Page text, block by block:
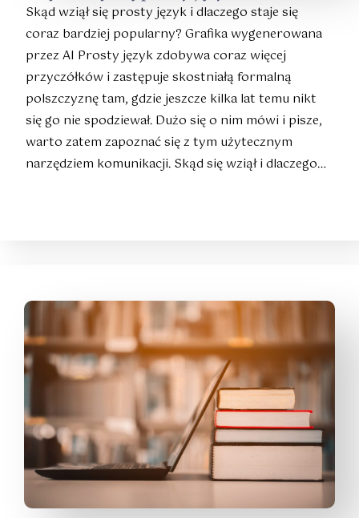
Skąd wziął się prosty język i dlaczego staje się
coraz bardziej popularny? Grafika wygenerowana
przez AI Prosty język zdobywa coraz więcej
przyczółków i zastępuje skostniałą formalną
polszczyznę tam, gdzie jeszcze kilka lat temu nikt
się go nie spodziewał. Dużo się o nim mówi i pisze,
warto zatem zapoznać się z tym użytecznym
narzędziem komunikacji. Skąd się wziął i dlaczego…